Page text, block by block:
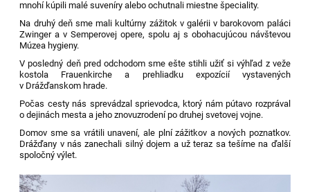
mnohí kúpili malé suveníry alebo ochutnali miestne špeciality.
Na druhý deň sme mali kultúrny zážitok v galérii v barokovom paláci
Zwinger a v Semperovej opere, spolu aj s obohacujúcou návštevou
Múzea hygieny.
V posledný deň pred odchodom sme ešte stihli užiť si výhľad z veže
kostola Frauenkirche a prehliadku expozícií vystavených
v Drážďanskom hrade.
Počas cesty nás sprevádzal sprievodca, ktorý nám pútavo rozprával
o dejinách mesta a jeho znovuzrodení po druhej svetovej vojne.
Domov sme sa vrátili unavení, ale plní zážitkov a nových poznatkov.
Drážďany v nás zanechali silný dojem a už teraz sa tešíme na ďalší
spoločný výlet.